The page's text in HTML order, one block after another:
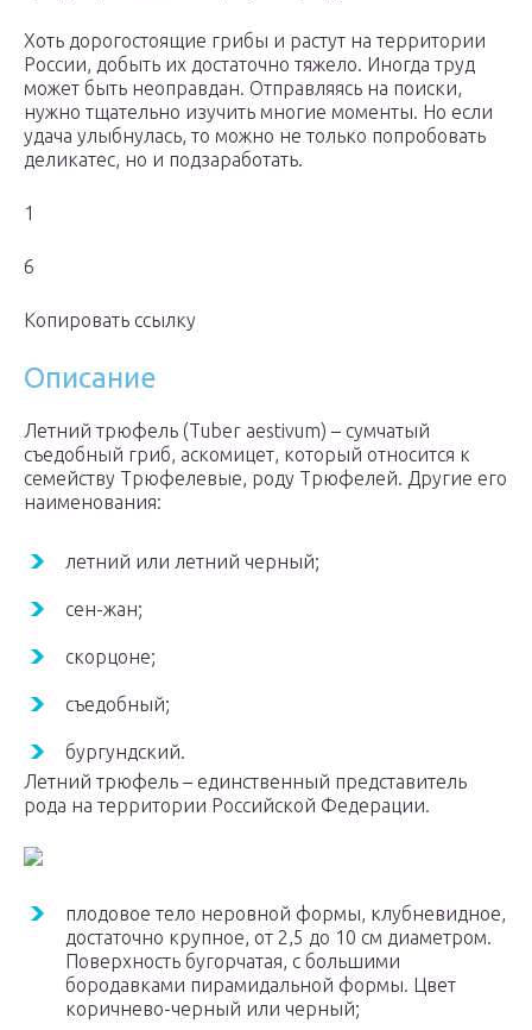
Хоть дорогостоящие грибы и растут на территории
России, добыть их достаточно тяжело. Иногда труд
может быть неоправдан. Отправляясь на поиски,
нужно тщательно изучить многие моменты. Но если
удача улыбнулась, то можно не только попробовать
деликатес, но и подзаработать.
1
6
Копировать ссылку
Описание
Летний трюфель (Tuber aestivum) – сумчатый
съедобный гриб, аскомицет, который относится к
семейству Трюфелевые, роду Трюфелей. Другие его
наименования:
летний или летний черный;
сен-жан;
скорцоне;
съедобный;
бургундский.
Летний трюфель – единственный представитель
рода на территории Российской Федерации.
плодовое тело неровной формы, клубневидное,
достаточно крупное, от 2,5 до 10 см диаметром.
Поверхность бугорчатая, с большими
бородавками пирамидальной формы. Цвет
коричнево-черный или черный;